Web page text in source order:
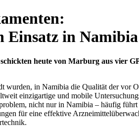
Einsatz in Namibia
heute von Marburg aus vier
in Namibia die Qualität der vor
einzigartige und mobile
nicht nur in Namibia – häufig
für eine effektive